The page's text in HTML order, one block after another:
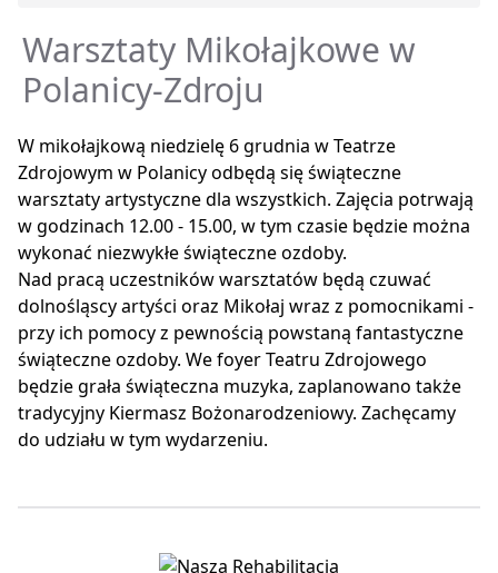
Warsztaty Mikołajkowe w
Polanicy-Zdroju
W mikołajkową niedzielę 6 grudnia w Teatrze
Zdrojowym w Polanicy odbędą się świąteczne
warsztaty artystyczne dla wszystkich. Zajęcia potrwają
w godzinach 12.00 - 15.00, w tym czasie będzie można
wykonać niezwykłe świąteczne ozdoby.
Nad pracą uczestników warsztatów będą czuwać
dolnośląscy artyści oraz Mikołaj wraz z pomocnikami -
przy ich pomocy z pewnością powstaną fantastyczne
świąteczne ozdoby. We foyer Teatru Zdrojowego
będzie grała świąteczna muzyka, zaplanowano także
tradycyjny Kiermasz Bożonarodzeniowy. Zachęcamy
do udziału w tym wydarzeniu.